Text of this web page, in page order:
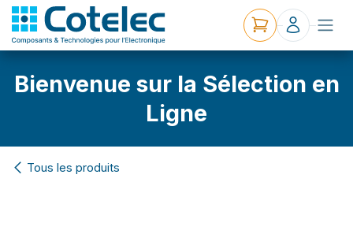
Bienvenue sur la Sélection en
Ligne
Tous les produits